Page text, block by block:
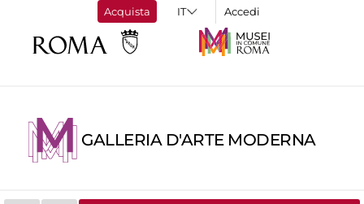
Acquista Accedi
GALLERIA D'ARTE MODERNA